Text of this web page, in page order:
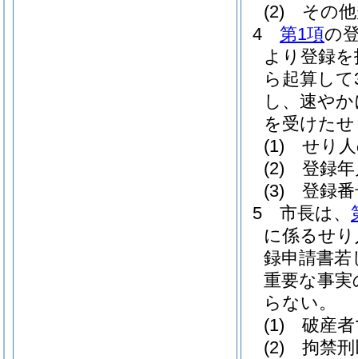
(2)
その
4
第1項の
より登録
ら起算し
し、速や
を受けた
(1)
せり
(2)
登録
(3)
登録
5
市長は、
に係るせ
録申請書
重要な事
らない。
(1)
破産
(2)
拘禁